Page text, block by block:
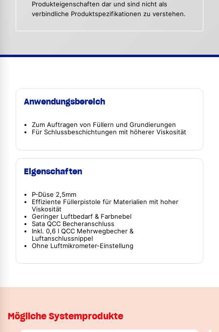
Produkteigenschaften dar und sind nicht als
verbindliche Produktspezifikationen zu verstehen.
Anwendungsbereich
Zum Auftragen von Füllern und Grundierungen
Für Schlussbeschichtungen mit höherer Viskosität
Eigenschaften
P-Düse 2,5mm
Effiziente Füllerpistole für Materialien mit hoher
Viskosität
Geringer Luftbedarf & Farbnebel
Sata QCC Becheranschluss
Inkl. 0,6 l QCC Mehrwegbecher &
Luftanschlussnippel
Ohne Luftmikrometer-Einstellung
Mögliche Systemprodukte